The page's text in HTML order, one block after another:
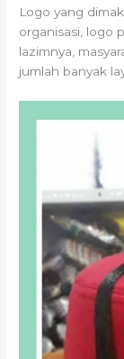
Logo yang
organisasi, logo
lazimnya,
jumlah banyak